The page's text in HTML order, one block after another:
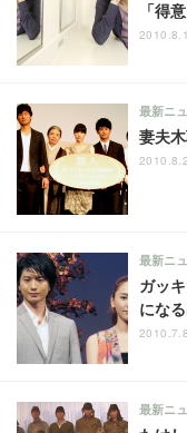
「得
妻夫
最新ニ
ガッ
にな
最新ニ
最新ニ